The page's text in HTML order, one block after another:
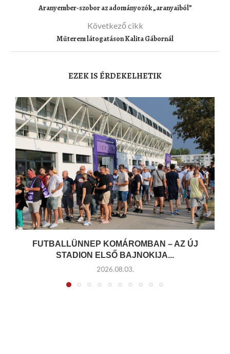
Aranyember-szobor az adományozók „aranyaiból”
Következő cikk
Műterem látogatáson Kalita Gábornál
EZEK IS ÉRDEKELHETIK
FUTBALLÜNNEP KOMÁROMBAN – AZ ÚJ
STADION ELSŐ BAJNOKIJA...
2026.08.03.